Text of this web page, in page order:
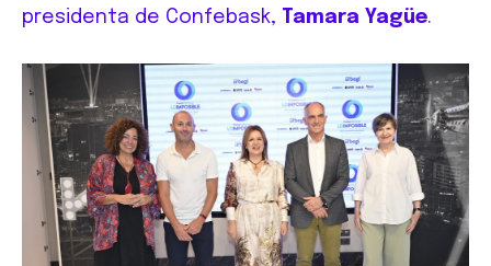
presidenta de Confebask,
Tamara Yagüe.